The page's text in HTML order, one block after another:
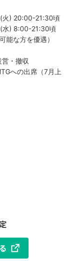
(火) 20:00-21:30頃
(水) 8:00-21:30頃
能な方を優遇）
・撤収
への出席（7月上